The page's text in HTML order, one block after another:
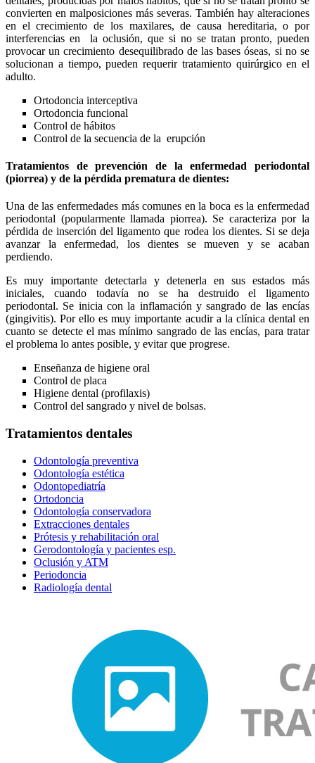
convierten en malposiciones más severas. También hay alteraciones
en el crecimiento de los maxilares, de causa hereditaria, o por
interferencias en la oclusión, que si no se tratan pronto, pueden
provocar un crecimiento desequilibrado de las bases óseas, si no se
solucionan a tiempo, pueden requerir tratamiento quirúrgico en el
adulto.
Ortodoncia interceptiva
Ortodoncia funcional
Control de hábitos
Control de la secuencia de la erupción
Tratamientos de prevención de la enfermedad periodontal
(piorrea) y de la pérdida prematura de dientes:
Una de las enfermedades más comunes en la boca es la enfermedad
periodontal (popularmente llamada piorrea). Se caracteriza por la
pérdida de inserción del ligamento que rodea los dientes. Si se deja
avanzar la enfermedad, los dientes se mueven y se acaban
perdiendo.
Es muy importante detectarla y detenerla en sus estados más
iniciales, cuando todavía no se ha destruido el ligamento
periodontal. Se inicia con la inflamación y sangrado de las encías
(gingivitis). Por ello es muy importante acudir a la clínica dental en
cuanto se detecte el mas mínimo sangrado de las encías, para tratar
el problema lo antes posible, y evitar que progrese.
Enseñanza de higiene oral
Control de placa
Higiene dental (profilaxis)
Control del sangrado y nivel de bolsas.
Tratamientos dentales
Odontología preventiva
Odontología estética
Odontopediatría
Ortodoncia
Odontología conservadora
Extracciones dentales
Prótesis y rehabilitación oral
Gerodontología y pacientes esp.
Oclusión y ATM
Periodoncia
Radiología dental